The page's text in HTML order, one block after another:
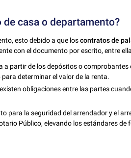
casa o departamento?
esto debido a que loscontratos de
con el documento por escrito, entre
a partir de los depósitos o comprobantes
determinar el valor de la renta.
obligaciones entre las partes
para la seguridad del arrendador y el
Público, elevando los estándares de